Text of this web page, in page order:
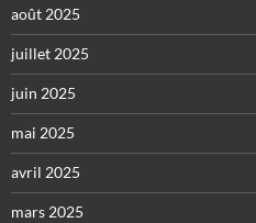
août 2025
juillet 2025
juin 2025
mai 2025
avril 2025
mars 2025